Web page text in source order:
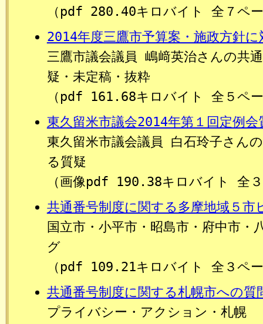
（pdf 280.40キロバイト 全７ペ
2014年度三鷹市予算案・施政方針
三鷹市議会議員 嶋﨑英治さんの共
疑・未定稿・抜粋
（pdf 161.68キロバイト 全５ペ
東久留米市議会2014年第１回定例会
東久留米市議会議員 白石玲子さん
る質疑
（画像pdf 190.38キロバイト 全
共通番号制度に関する多摩地域５市
国立市・小平市・昭島市・府中市・
グ
（pdf 109.21キロバイト 全３ペ
共通番号制度に関する札幌市への質
プライバシー・アクション・札幌